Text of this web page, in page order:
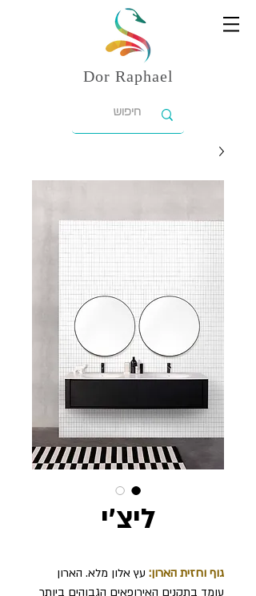
Dor Raphael
ליצ'י
גוף וחזית הארון: עץ אלון מלא. הארון
עומד בתקנים האירופאים הגבוהים ביותר